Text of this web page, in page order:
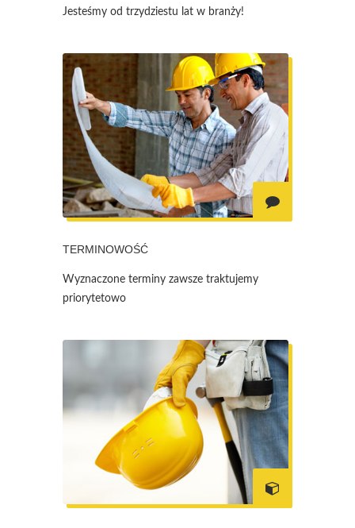
Jesteśmy od trzydziestu lat w branży!
TERMINOWOŚĆ
Wyznaczone terminy zawsze traktujemy
priorytetowo